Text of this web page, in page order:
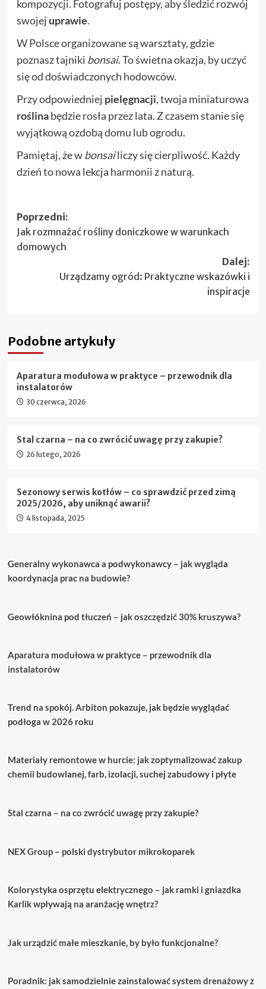
kompozycji. Fotografuj postępy, aby śledzić rozwój
swojej uprawie.
W Polsce organizowane są warsztaty, gdzie
poznasz tajniki bonsai. To świetna okazja, by uczyć
się od doświadczonych hodowców.
Przy odpowiedniej pielęgnacji, twoja miniaturowa
roślinabędzie rosła przez lata. Z czasem stanie się
wyjątkową ozdobą domu lub ogrodu.
Pamiętaj, że wbonsailiczy się cierpliwość. Każdy
dzień to nowa lekcja harmonii z naturą.
Zobacz
wpisy
Poprzedni:
Jak rozmnażać rośliny doniczkowe w warunkach
domowych
Dalej:
Urządzamy ogród: Praktyczne wskazówki i
inspiracje
Podobne artykuły
Aparatura modułowa w praktyce – przewodnik dla
instalatorów
30 czerwca, 2026
Stal czarna – na co zwrócić uwagę przy zakupie?
26 lutego, 2026
Sezonowy serwis kotłów – co sprawdzić przed zimą
2025/2026, aby uniknąć awarii?
4 listopada, 2025
Generalny wykonawca a podwykonawcy – jak wygląda
koordynacja prac na budowie?
Geowłóknina pod tłuczeń – jak oszczędzić 30% kruszywa?
Aparatura modułowa w praktyce – przewodnik dla
instalatorów
Trend na spokój. Arbiton pokazuje, jak będzie wyglądać
podłoga w 2026 roku
Materiały remontowe w hurcie: jak zoptymalizować zakup
chemii budowlanej, farb, izolacji, suchej zabudowy i płyte
Stal czarna – na co zwrócić uwagę przy zakupie?
NEX Group – polski dystrybutor mikrokoparek
Kolorystyka osprzętu elektrycznego – jak ramki i gniazdka
Karlik wpływają na aranżację wnętrz?
Jak urządzić małe mieszkanie, by było funkcjonalne?
Poradnik: jak samodzielnie zainstalować system drenażowy z